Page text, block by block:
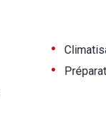
•
•